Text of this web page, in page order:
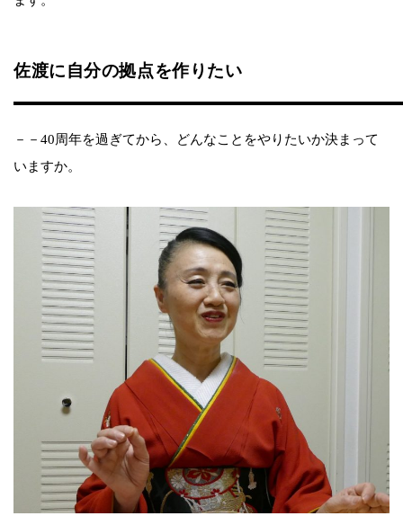
佐渡に自分の拠点を作りたい
－－40周年を過ぎてから、どんなことをやりたいか決まって
いますか。